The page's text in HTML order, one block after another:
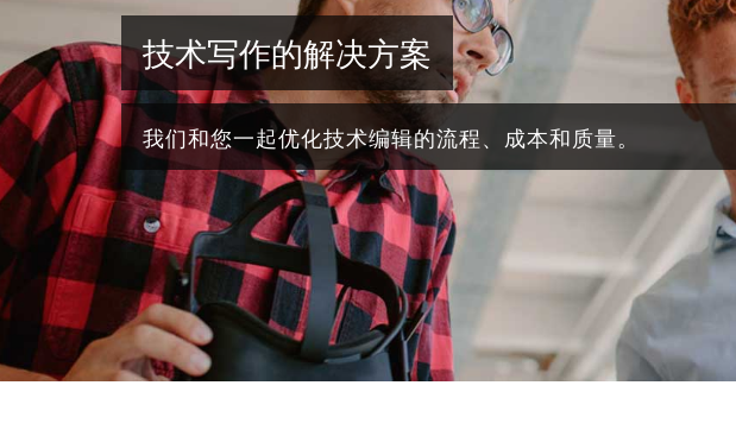
技术写作的解决方案
我们和您一起优化技术编辑的流程、成本和质量。